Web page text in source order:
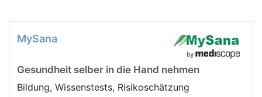
MySana
Gesundheit selber in die Hand nehmen
Bildung, Wissenstests, Risikoschätzung